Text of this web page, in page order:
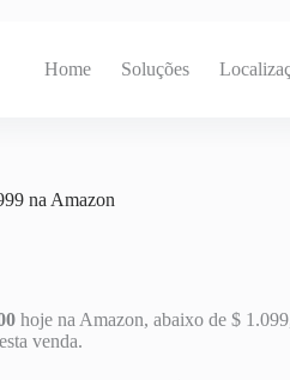
Home Soluções
na Amazon
hoje na Amazon, abaixo de $
venda.